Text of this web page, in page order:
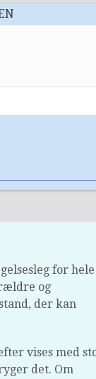
for hele
og
der kan
vises med
det. Om